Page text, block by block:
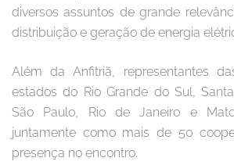
diversos assuntos de grande
distribuição e geração de energia
Além da Anfitriã, representantes
estados do Rio Grande do Sul, Santa
São Paulo, Rio de Janeiro e
juntamente como mais de 50
presença no encontro.